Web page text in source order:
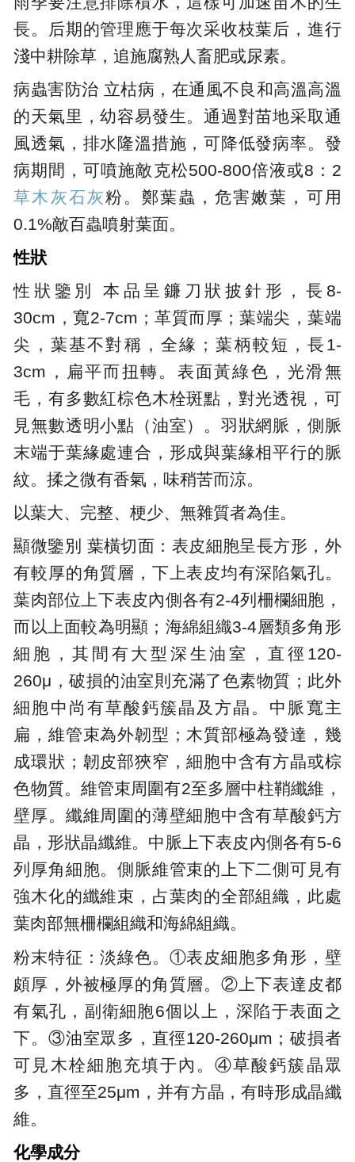
長。后期的管理應于每次采收枝葉后，進行
淺中耕除草，追施腐熟人畜肥或尿素。
病蟲害防治 立枯病，在通風不良和高溫高溫
的天氣里，幼容易發生。通過對苗地采取通
風透氣，排水隆溫措施，可降低發病率。發
病期間，可噴施敵克松500-800倍液或8：2
草木灰石灰粉。鄭葉蟲，危害嫩葉，可用
0.1%敵百蟲噴射葉面。
性狀
性狀鑒別 本品呈鐮刀狀披針形，長8-
30cm，寬2-7cm；革質而厚；葉端尖，葉端
尖，葉基不對稱，全緣；葉柄較短，長1-
3cm，扁平而扭轉。表面黃綠色，光滑無
毛，有多數紅棕色木栓斑點，對光透視，可
見無數透明小點（油室）。羽狀網脈，側脈
末端于葉緣處連合，形成與葉緣相平行的脈
紋。揉之微有香氣，味稍苦而涼。
以葉大、完整、梗少、無雜質者為佳。
顯微鑒別 葉橫切面：表皮細胞呈長方形，外
有較厚的角質層，下上表皮均有深陷氣孔。
葉肉部位上下表皮內側各有2-4列柵欄細胞，
而以上面較為明顯；海綿組織3-4層類多角形
細胞，其間有大型深生油室，直徑120-
260μ，破損的油室則充滿了色素物質；此外
細胞中尚有草酸鈣簇晶及方晶。中脈寬主
扁，維管束為外韌型；木質部極為發達，幾
成環狀；韌皮部狹窄，細胞中含有方晶或棕
色物質。維管束周圍有2至多層中柱鞘纖維，
壁厚。纖維周圍的薄壁細胞中含有草酸鈣方
晶，形狀晶纖維。中脈上下表皮內側各有5-6
列厚角細胞。側脈維管束的上下二側可見有
強木化的纖維束，占葉肉的全部組織，此處
葉肉部無柵欄組織和海綿組織。
粉末特征：淡綠色。①表皮細胞多角形，壁
頗厚，外被極厚的角質層。②上下表達皮都
有氣孔，副衛細胞6個以上，深陷于表面之
下。③油室眾多，直徑120-260μm；破損者
可見木栓細胞充填于內。④草酸鈣簇晶眾
多，直徑至25μm，并有方晶，有時形成晶纖
維。
化學成分